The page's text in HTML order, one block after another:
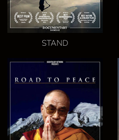
STAND